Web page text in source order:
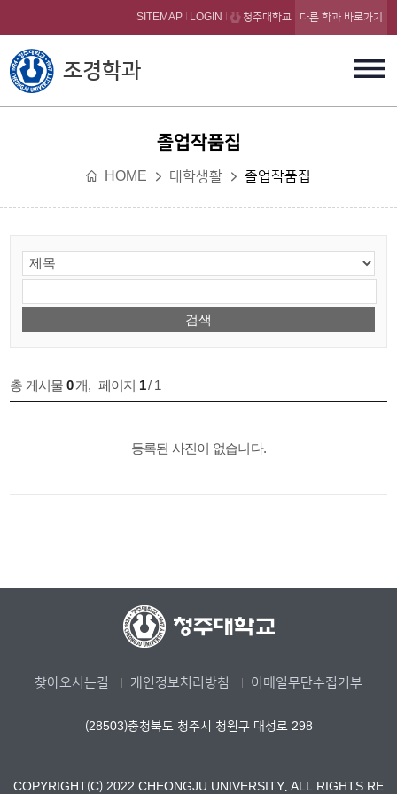
본문 바로가기
조경학과
SITEMAP LOGIN 청주대학교 다른 학과 바로가기
졸업작품집
HOME 대학생활 졸업작품집
총 게시물 0개, 페이지 1/ 1
등록된 사진이 없습니다.
찾아오시는길 개인정보처리방침 이메일무단수집거부
(28503)충청북도 청주시 청원구 대성로 298
COPYRIGHT(C) 2022 CHEONGJU UNIVERSITY. ALL RIGHTS RE